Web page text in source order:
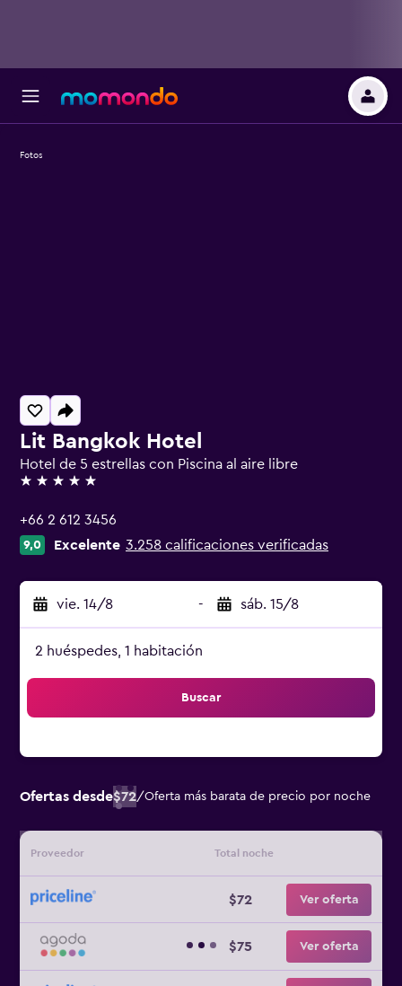
Lit Bangkok Hotel
Hotel de 5 estrellas con Piscina al aire libre
5 estrellas
+66 2 612 3456
9,0 Excelente 3.258 calificaciones verificadas
vie. 14/8 - sáb. 15/8
2 huéspedes, 1 habitación
Buscar
Ofertas desde$72/Oferta más barata de precio por noche
Proveedor Total noche
$72 Ver oferta
$75 Ver oferta
Fotos